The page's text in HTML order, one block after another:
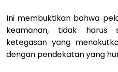
Ini membuktikan bahwa
keamanan, tidak harus
ketegasan yang
dengan pendekatan yang